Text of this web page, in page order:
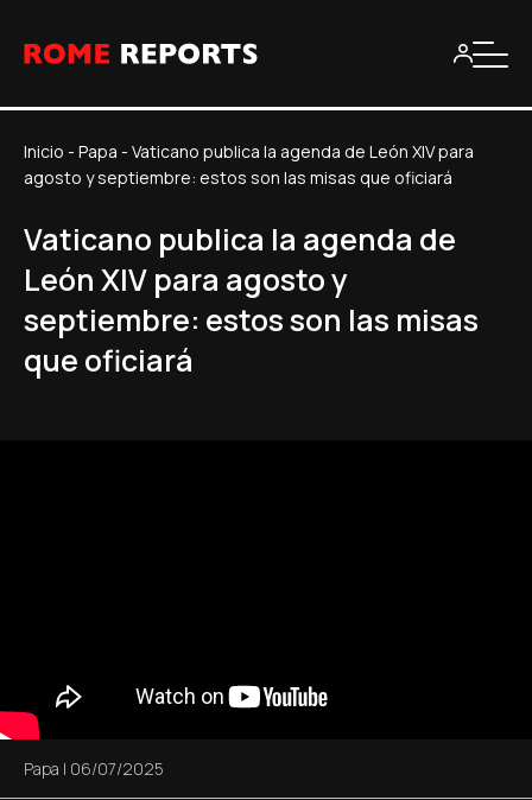
Inicio - Papa - Vaticano publica la agenda de León XIV para
agosto y septiembre: estos son las misas que oficiará
Vaticano publica la agenda de
León XIV para agosto y
septiembre: estos son las misas
que oficiará
Papa | 06/07/2025